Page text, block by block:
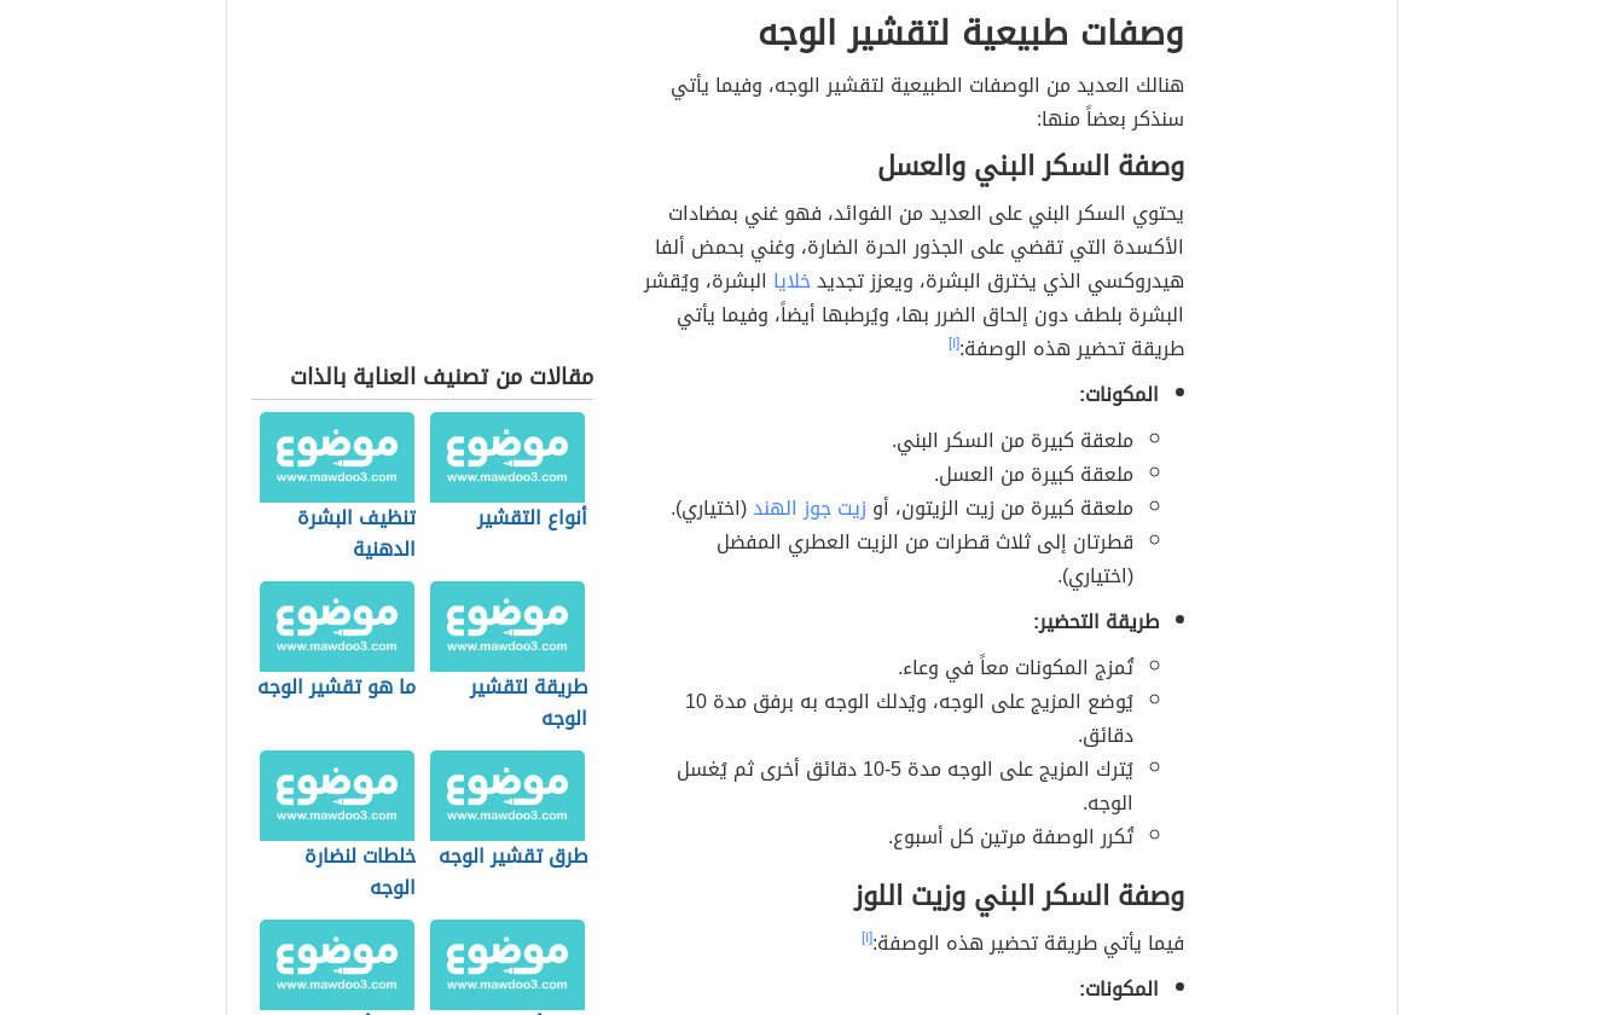
وصفات طبيعية لتقشير الوجه
هنالك العديد من الوصفات الطبيعية لتقشير الوجه، وفيما يأتي
سنذكر بعضاً منها:
وصفة السكر البني والعسل
يحتوي السكر البني على العديد من الفوائد، فهو غني بمضادات
الأكسدة التي تقضي على الجذور الحرة الضارة، وغني بحمض ألفا
هيدروكسي الذي يخترق البشرة، ويعزز تجديدخلايا البشرة، ويُقشر
البشرة بلطف دون إلحاق الضرر بها، ويُرطبها أيضاً، وفيما يأتي
طريقة تحضير هذه الوصفة:[١]
المكونات:
ملعقة كبيرة من السكر البني.
ملعقة كبيرة من العسل.
ملعقة كبيرة من زيت الزيتون، أو زيت جوز الهند(اختياري).
قطرتان إلى ثلاث قطرات من الزيت العطري المفضل
(اختياري).
طريقة التحضير:
تُمزج المكونات معاً في وعاء.
يُوضع المزيج على الوجه، ويُدلك الوجه به برفق مدة 10
دقائق.
يُترك المزيج على الوجه مدة 5-10 دقائق أخرى ثم يُغسل
الوجه.
تُكرر الوصفة مرتين كل أسبوع.
وصفة السكر البني وزيت اللوز
فيما يأتي طريقة تحضير هذه الوصفة:[١]
المكونات:
مقالات من تصنيف العناية بالذات
أنواع التقشير
تنظيف البشرة
الدهنية
طريقة لتقشير
الوجه
ما هو تقشير الوجه
طرق تقشير الوجه
خلطات لنضارة
الوجه